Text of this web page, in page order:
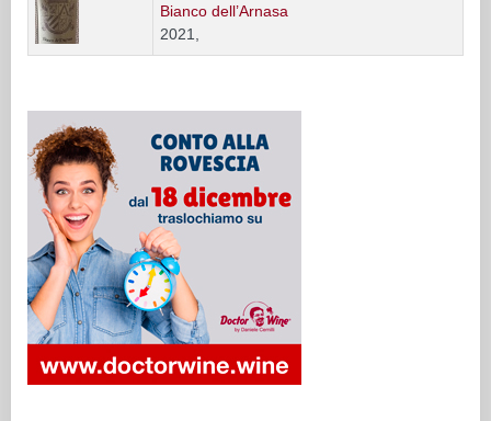
Bianco dell’Arnasa
2021,